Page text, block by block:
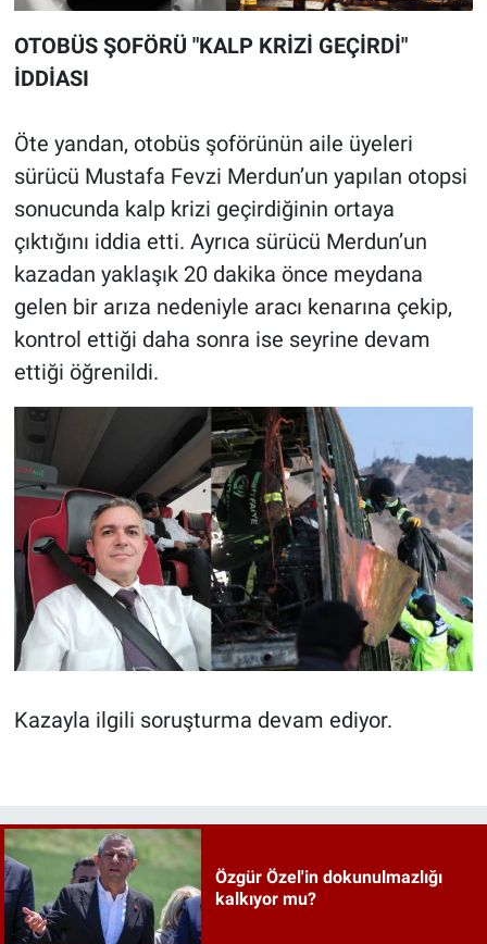
OTOBÜS ŞOFÖRÜ "KALP KRİZİ GEÇİRDİ"
İDDİASI
Öte yandan, otobüs şoförünün aile üyeleri
sürücü Mustafa Fevzi Merdun’un yapılan otopsi
sonucunda kalp krizi geçirdiğinin ortaya
çıktığını iddia etti. Ayrıca sürücü Merdun’un
kazadan yaklaşık 20 dakika önce meydana
gelen bir arıza nedeniyle aracı kenarına çekip,
kontrol ettiği daha sonra ise seyrine devam
ettiği öğrenildi.
Kazayla ilgili soruşturma devam ediyor.
Özgür Özel'in dokunulmazlığı
kalkıyor mu?